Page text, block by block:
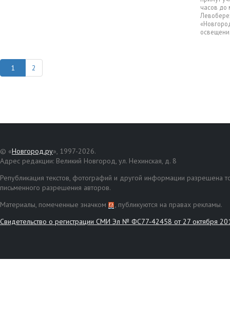
часов до
2
© «Новгород.ру», 1997-2026.
Адрес редакции: Великий Новгород, ул. Нехинская, д. 8
Републикация текстов, фотографий и другой информации разрешена
письменного разрешения авторов.
Материалы, помеченные значком
, публикуются на правах рекламы.
Свидетельство о регистрации СМИ Эл № ФС77-42458 от 27 октября